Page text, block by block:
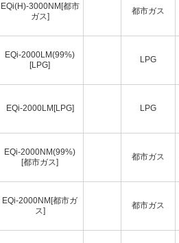
EQi(H)-3000NM[都市
ガス]
都市ガス
EQi-2000LM(99%)
[LPG]
LPG
EQi-2000LM[LPG] LPG
EQi-2000NM(99%)
[都市ガス]
都市ガス
EQi-2000NM[都市ガ
ス]
都市ガス